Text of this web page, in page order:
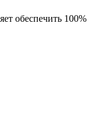
обеспечить 100%